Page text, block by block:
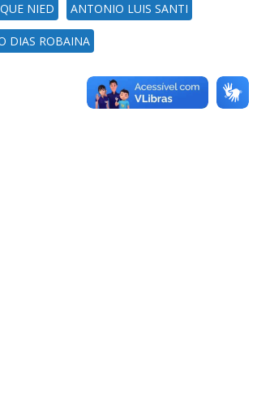
NIED ANTONIO LUIS SANTI
DIAS ROBAINA